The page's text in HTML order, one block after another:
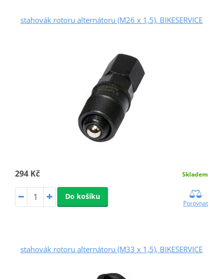
stahovák rotoru alternátoru (M26 x 1,5), BIKESERVICE
294 Kč Skladem
Do košíku
Porovnat
stahovák rotoru alternátoru (M33 x 1,5), BIKESERVICE